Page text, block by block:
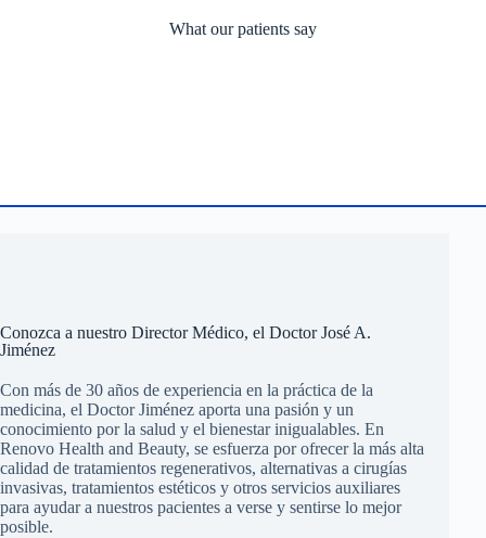
What our patients say
Conozca a nuestro Director Médico, el Doctor José A.
Jiménez
Con más de 30 años de experiencia en la práctica de la
medicina, el Doctor Jiménez aporta una pasión y un
conocimiento por la salud y el bienestar inigualables. En
Renovo Health and Beauty, se esfuerza por ofrecer la más alta
calidad de tratamientos regenerativos, alternativas a cirugías
invasivas, tratamientos estéticos y otros servicios auxiliares
para ayudar a nuestros pacientes a verse y sentirse lo mejor
posible.